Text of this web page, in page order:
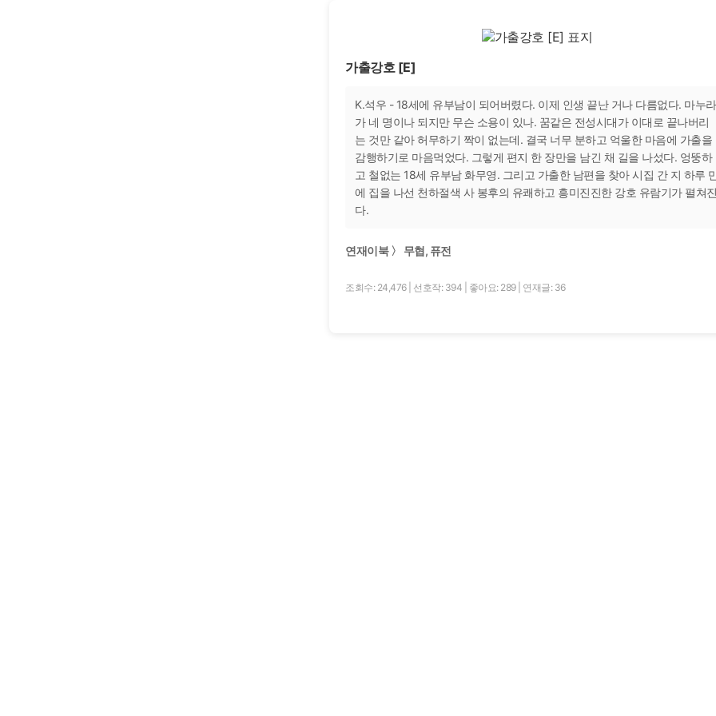
가출강호 [E]
K.석우 - 18세에 유부남이 되어버렸다. 이제 인생 끝난 거나 다름없다. 마누라
가 네 명이나 되지만 무슨 소용이 있나. 꿈같은 전성시대가 이대로 끝나버리
는 것만 같아 허무하기 짝이 없는데. 결국 너무 분하고 억울한 마음에 가출을
감행하기로 마음먹었다. 그렇게 편지 한 장만을 남긴 채 길을 나섰다. 엉뚱하
고 철없는 18세 유부남 화무영. 그리고 가출한 남편을 찾아 시집 간 지 하루
에 집을 나선 천하절색 사 봉후의 유쾌하고 흥미진진한 강호 유람기가 펼쳐진
다.
연재이북 〉 무협, 퓨전
조회수: 24,476 선호작: 394 좋아요: 289 연재글: 36